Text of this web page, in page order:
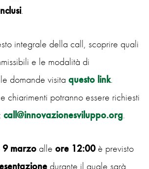
.
integrale della call, scoprire quali
e le modalità di
domande visita questo link.
chiarimenti potranno essere richiesti
call@innovazionesviluppo.org.
9 marzo alle ore 12:00è previsto
durante il quale sarà